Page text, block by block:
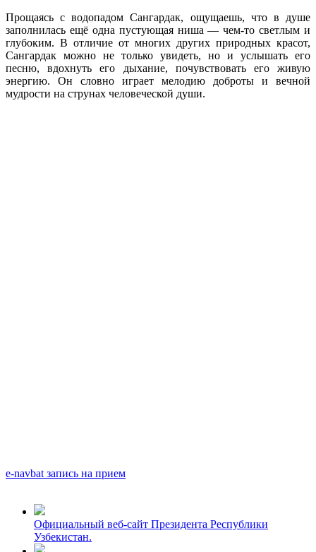
Прощаясь с водопадом Сангардак, ощущаешь, что в душе
заполнилась ещё одна пустующая ниша — чем-то светлым и
глубоким. В отличие от многих других природных красот,
Сангардак можно не только увидеть, но и услышать его
песню, вдохнуть его дыхание, почувствовать его живую
энергию. Он словно играет мелодию доброты и вечной
мудрости на струнах человеческой души.
e-navbat запись на прием
Официальный веб-сайт Президента Республики
Узбекистан.